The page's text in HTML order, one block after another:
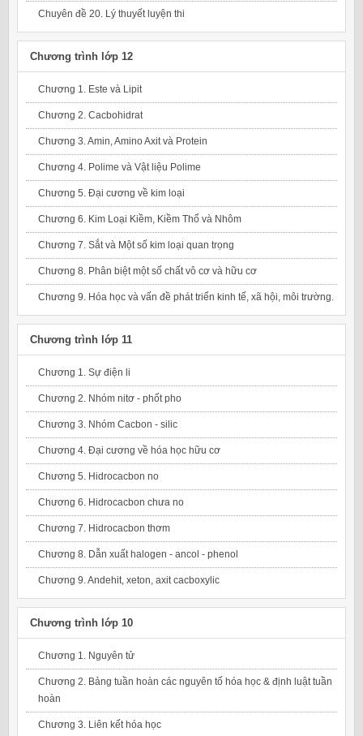
Chuyên đề 20. Lý thuyết luyện thi
Chương trình lớp 12
Chương 1. Este và Lipit
Chương 2. Cacbohidrat
Chương 3. Amin, Amino Axit và Protein
Chương 4. Polime và Vật liệu Polime
Chương 5. Đại cương về kim loại
Chương 6. Kim Loại Kiềm, Kiềm Thổ và Nhôm
Chương 7. Sắt và Một số kim loại quan trọng
Chương 8. Phân biệt một số chất vô cơ và hữu cơ
Chương 9. Hóa học và vấn đề phát triển kinh tế, xã hội, môi trường.
Chương trình lớp 11
Chương 1. Sự điện li
Chương 2. Nhóm nitơ - phốt pho
Chương 3. Nhóm Cacbon - silic
Chương 4. Đại cương về hóa học hữu cơ
Chương 5. Hidrocacbon no
Chương 6. Hidrocacbon chưa no
Chương 7. Hidrocacbon thơm
Chương 8. Dẫn xuất halogen - ancol - phenol
Chương 9. Andehit, xeton, axit cacboxylic
Chương trình lớp 10
Chương 1. Nguyên tử
Chương 2. Bảng tuần hoàn các nguyên tố hóa học & định luật tuần
hoàn
Chương 3. Liên kết hóa học